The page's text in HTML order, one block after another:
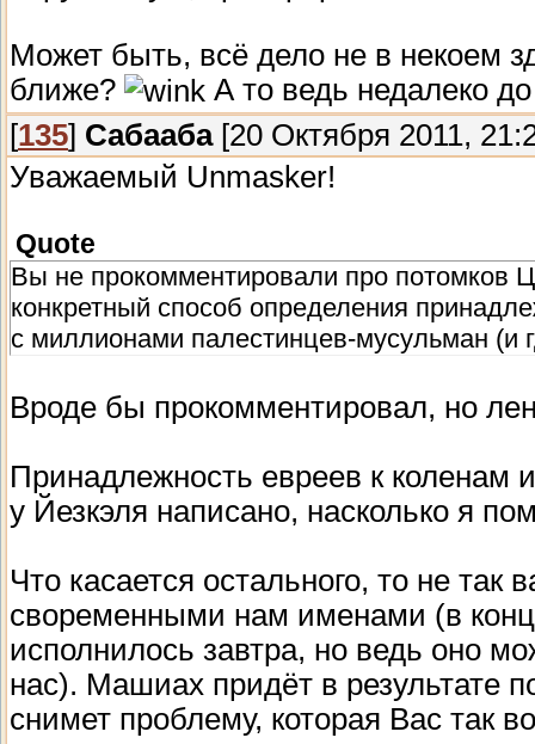
Может быть, всё дело не в некоем
ближе?
А то ведь недалеко
[135] Сабааба[20 Октября 2011,
Уважаемый Unmasker!
Quote
Вы не прокомментировали про потомков
конкретный способ определения
с миллионами палестинцев-мусульман (и
Вроде бы прокомментировал, но
Принадлежность евреев к
у Йезкэля написано, насколько я
Что касается остального, то не так
своременными нам именами (в
исполнилось завтра, но ведь оно
нас). Машиах придёт в результате
снимет проблему, которая Вас так